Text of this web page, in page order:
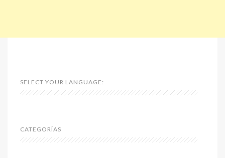
SELECT YOUR LANGUAGE:
CATEGORÍAS